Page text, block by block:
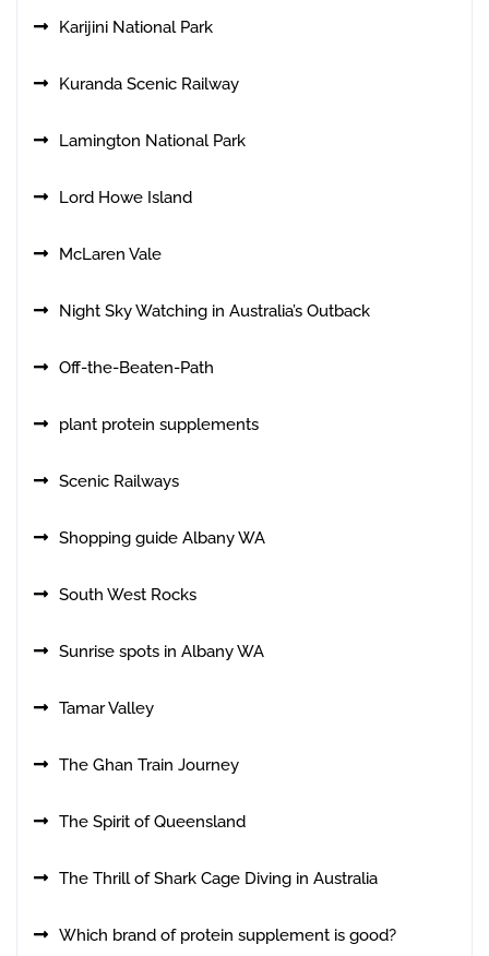
Karijini National Park
Kuranda Scenic Railway
Lamington National Park
Lord Howe Island
McLaren Vale
Night Sky Watching in Australia’s Outback
Off-the-Beaten-Path
plant protein supplements
Scenic Railways
Shopping guide Albany WA
South West Rocks
Sunrise spots in Albany WA
Tamar Valley
The Ghan Train Journey
The Spirit of Queensland
The Thrill of Shark Cage Diving in Australia
Which brand of protein supplement is good?